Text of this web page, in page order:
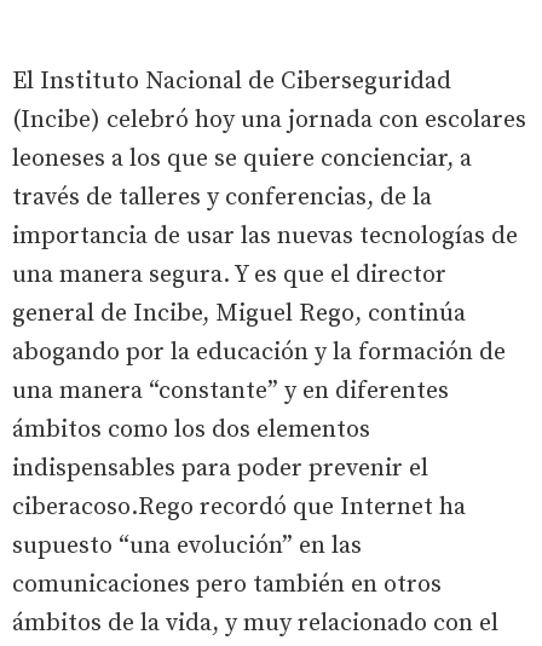
El Instituto Nacional de Ciberseguridad
(Incibe) celebró hoy una jornada con escolares
leoneses a los que se quiere concienciar, a
través de talleres y conferencias, de la
importancia de usar las nuevas tecnologías de
una manera segura. Y es que el director
general de Incibe, Miguel Rego, continúa
abogando por la educación y la formación de
una manera “constante” y en diferentes
ámbitos como los dos elementos
indispensables para poder prevenir el
ciberacoso.Rego recordó que Internet ha
supuesto “una evolución” en las
comunicaciones pero también en otros
ámbitos de la vida, y muy relacionado con el